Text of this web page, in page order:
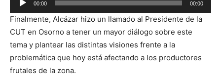
de
audio
00:00 00:00
Finalmente, Alcázar hizo un llamado al Presidente de la
CUT en Osorno a tener un mayor diálogo sobre este
tema y plantear las distintas visiones frente a la
problemática que hoy está afectando a los productores
frutales de la zona.